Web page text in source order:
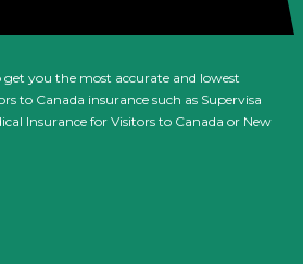
you the most accurate and lowest
to Canada insurance such as Supervisa
Insurance for Visitors to Canada or New